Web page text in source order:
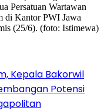
Kepala Bakorwil
Potensi